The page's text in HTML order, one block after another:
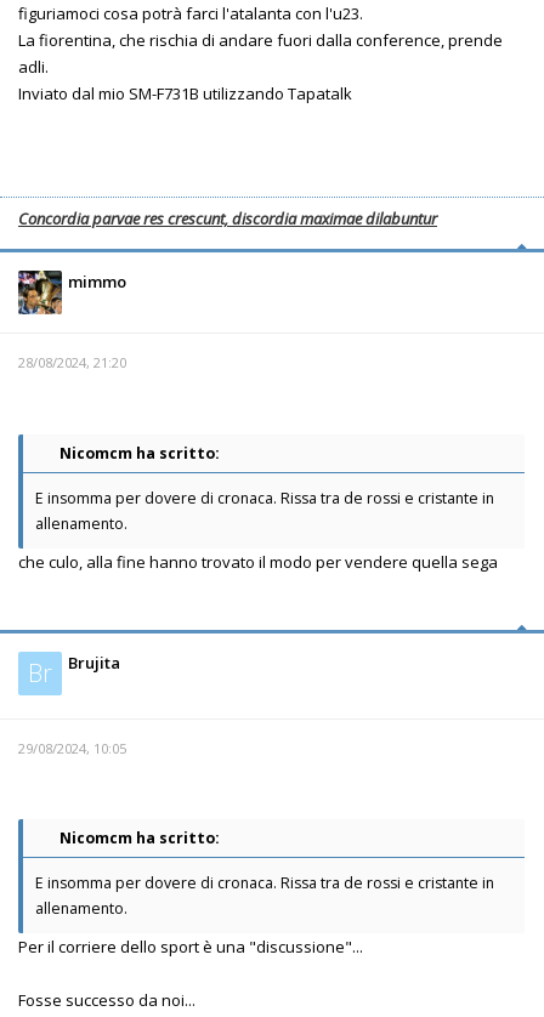
figuriamoci cosa potrà farci l'atalanta con l'u23.
La fiorentina, che rischia di andare fuori dalla conference, prende
adli.
Inviato dal mio SM-F731B utilizzando Tapatalk
Concordia parvae res crescunt, discordia maximae dilabuntur
mimmo
28/08/2024, 21:20
Nicomcm ha scritto:
E insomma per dovere di cronaca. Rissa tra de rossi e cristante in
allenamento.
che culo, alla fine hanno trovato il modo per vendere quella sega
Br Brujita
29/08/2024, 10:05
Nicomcm ha scritto:
E insomma per dovere di cronaca. Rissa tra de rossi e cristante in
allenamento.
Per il corriere dello sport è una "discussione"...
Fosse successo da noi...